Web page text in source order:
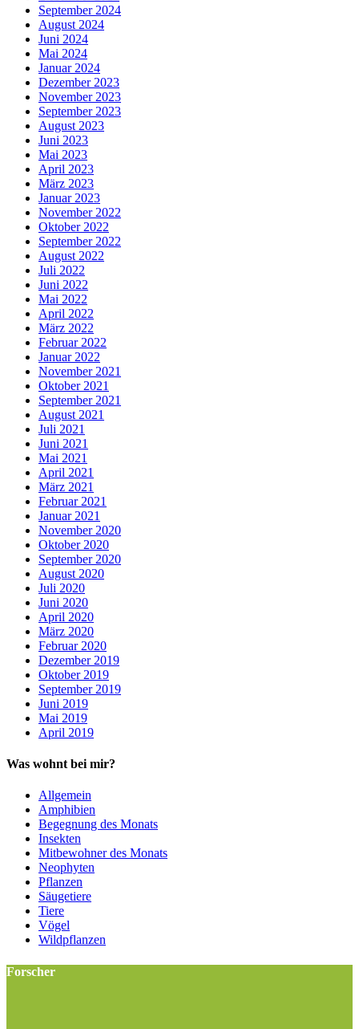
September 2024
August 2024
Juni 2024
Mai 2024
Januar 2024
Dezember 2023
November 2023
September 2023
August 2023
Juni 2023
Mai 2023
April 2023
März 2023
Januar 2023
November 2022
Oktober 2022
September 2022
August 2022
Juli 2022
Juni 2022
Mai 2022
April 2022
März 2022
Februar 2022
Januar 2022
November 2021
Oktober 2021
September 2021
August 2021
Juli 2021
Juni 2021
Mai 2021
April 2021
März 2021
Februar 2021
Januar 2021
November 2020
Oktober 2020
September 2020
August 2020
Juli 2020
Juni 2020
April 2020
März 2020
Februar 2020
Dezember 2019
Oktober 2019
September 2019
Juni 2019
Mai 2019
April 2019
Was wohnt bei mir?
Allgemein
Amphibien
Begegnung des Monats
Insekten
Mitbewohner des Monats
Neophyten
Pflanzen
Säugetiere
Tiere
Vögel
Wildpflanzen
Forscher